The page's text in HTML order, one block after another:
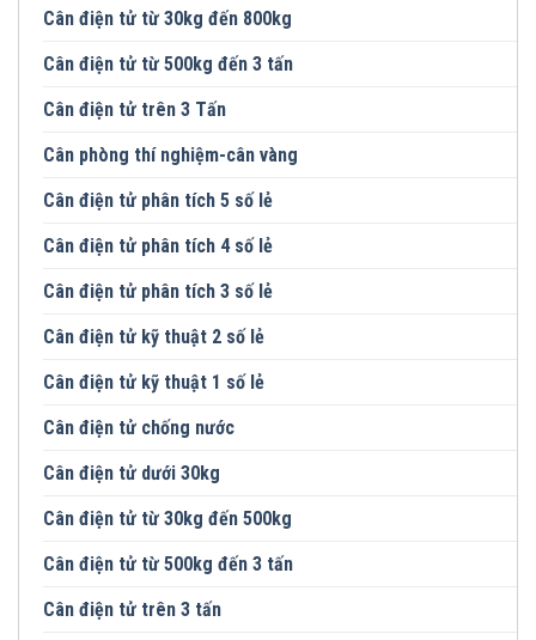
Cân điện tử từ 30kg đến 800kg
Cân điện tử từ 500kg đến 3 tấn
Cân điện tử trên 3 Tấn
Cân phòng thí nghiệm-cân vàng
Cân điện tử phân tích 5 số lẻ
Cân điện tử phân tích 4 số lẻ
Cân điện tử phân tích 3 số lẻ
Cân điện tử kỹ thuật 2 số lẻ
Cân điện tử kỹ thuật 1 số lẻ
Cân điện tử chống nước
Cân điện tử dưới 30kg
Cân điện tử từ 30kg đến 500kg
Cân điện tử từ 500kg đến 3 tấn
Cân điện tử trên 3 tấn